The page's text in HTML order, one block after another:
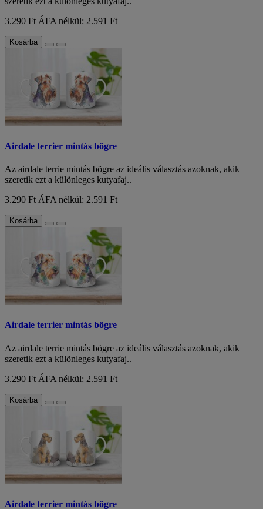
3.290 Ft ÁFA nélkül: 2.591 Ft
Kosárba
Airdale terrier mintás bögre
Az airdale terrie mintás bögre az ideális választás azoknak, akik
szeretik ezt a különleges kutyafaj..
3.290 Ft ÁFA nélkül: 2.591 Ft
Kosárba
Airdale terrier mintás bögre
Az airdale terrie mintás bögre az ideális választás azoknak, akik
szeretik ezt a különleges kutyafaj..
3.290 Ft ÁFA nélkül: 2.591 Ft
Kosárba
Airdale terrier mintás bögre